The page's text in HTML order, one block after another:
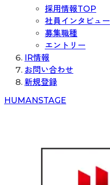
採用情報TOP
社員インタビュー
募集職種
エントリー
IR情報
お問い合わせ
新規登録
HUMANSTAGE